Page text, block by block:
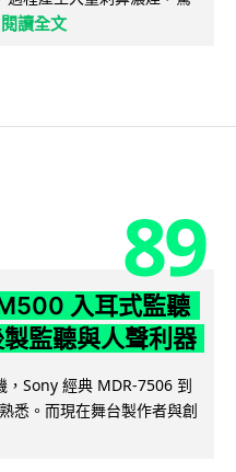
閱讀全文
89
入耳式監聽
監聽與人聲利器
，Sony 經典 MDR-7506 到
悉。而現在舞台製作者與創